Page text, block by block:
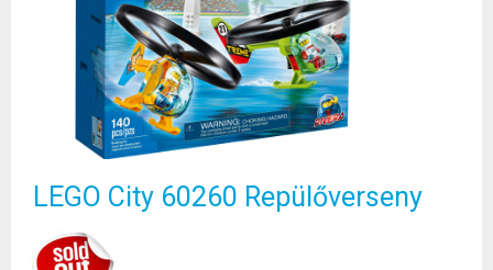
LEGO City 60260 Repülőverseny